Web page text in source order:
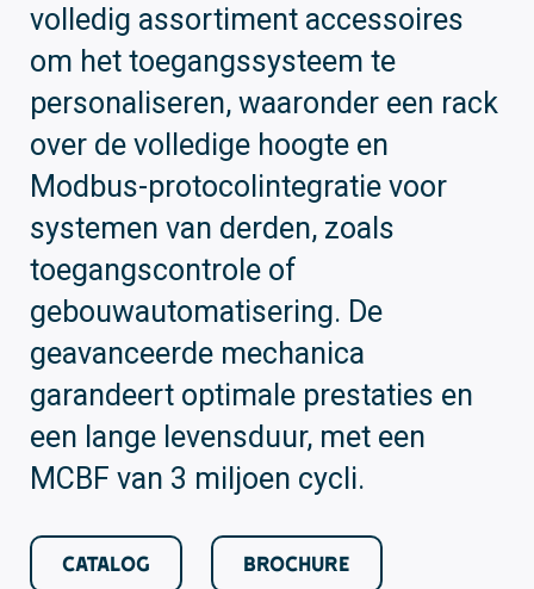
volledig assortiment accessoires
om het toegangssysteem te
personaliseren, waaronder een rack
over de volledige hoogte en
Modbus-protocolintegratie voor
systemen van derden, zoals
toegangscontrole of
gebouwautomatisering. De
geavanceerde mechanica
garandeert optimale prestaties en
een lange levensduur, met een
MCBF van 3 miljoen cycli.
CATALOG BROCHURE